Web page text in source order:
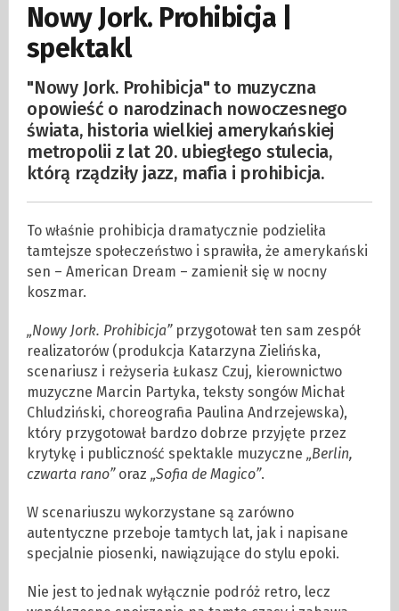
Nowy Jork. Prohibicja |
spektakl
"Nowy Jork. Prohibicja" to muzyczna
opowieść o narodzinach nowoczesnego
świata, historia wielkiej amerykańskiej
metropolii z lat 20. ubiegłego stulecia,
którą rządziły jazz, mafia i prohibicja.
To właśnie prohibicja dramatycznie podzieliła
tamtejsze społeczeństwo i sprawiła, że amerykański
sen – American Dream – zamienił się w nocny
koszmar.
„Nowy Jork. Prohibicja”przygotował ten sam zespół
realizatorów (produkcja Katarzyna Zielińska,
scenariusz i reżyseria Łukasz Czuj, kierownictwo
muzyczne Marcin Partyka, teksty songów Michał
Chludziński, choreografia Paulina Andrzejewska),
który przygotował bardzo dobrze przyjęte przez
krytykę i publiczność spektakle muzyczne „Berlin,
czwarta rano”oraz „Sofia de Magico”.
W scenariuszu wykorzystane są zarówno
autentyczne przeboje tamtych lat, jak i napisane
specjalnie piosenki, nawiązujące do stylu epoki.
Nie jest to jednak wyłącznie podróż retro, lecz